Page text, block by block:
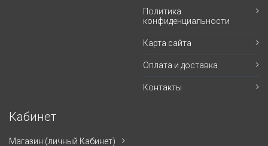
Политика
конфиденциальности
Карта сайта
Оплата и доставка
Контакты
Кабинет
Магазин (личный Кабинет)